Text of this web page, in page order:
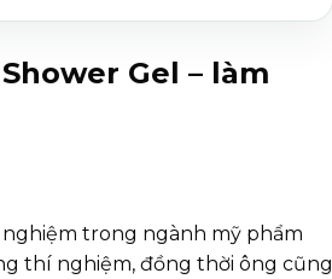
Gel – làm
trong ngành mỹ phẩm
thí nghiệm, đồng thời ông cũng